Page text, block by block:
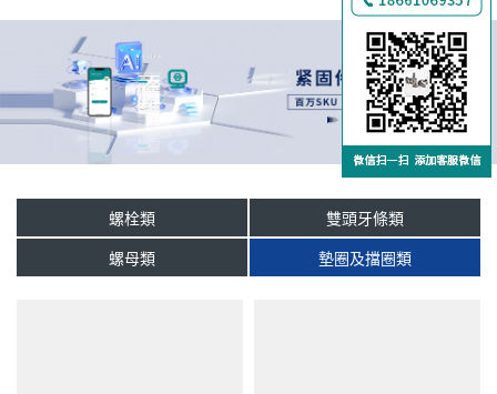
螺栓類
雙頭牙條類
螺母類
墊圈及擋圈類